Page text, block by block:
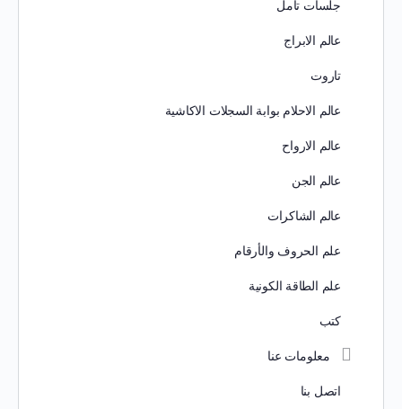
جلسات تأمل
عالم الابراج
تاروت
عالم الاحلام بوابة السجلات الاكاشية
عالم الارواح
عالم الجن
عالم الشاكرات
علم الحروف والأرقام
علم الطاقة الكونية
كتب
معلومات عنا
اتصل بنا